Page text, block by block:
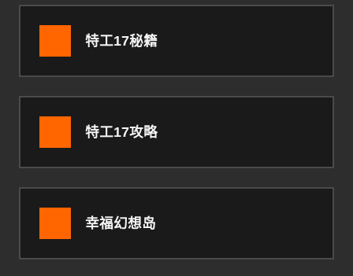
特工17秘籍
特工17攻略
幸福幻想岛